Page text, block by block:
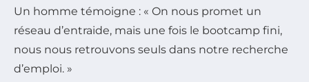
Un homme témoigne : « On nous promet un
réseau d’entraide, mais une fois le bootcamp fini,
nous nous retrouvons seuls dans notre recherche
d’emploi. »